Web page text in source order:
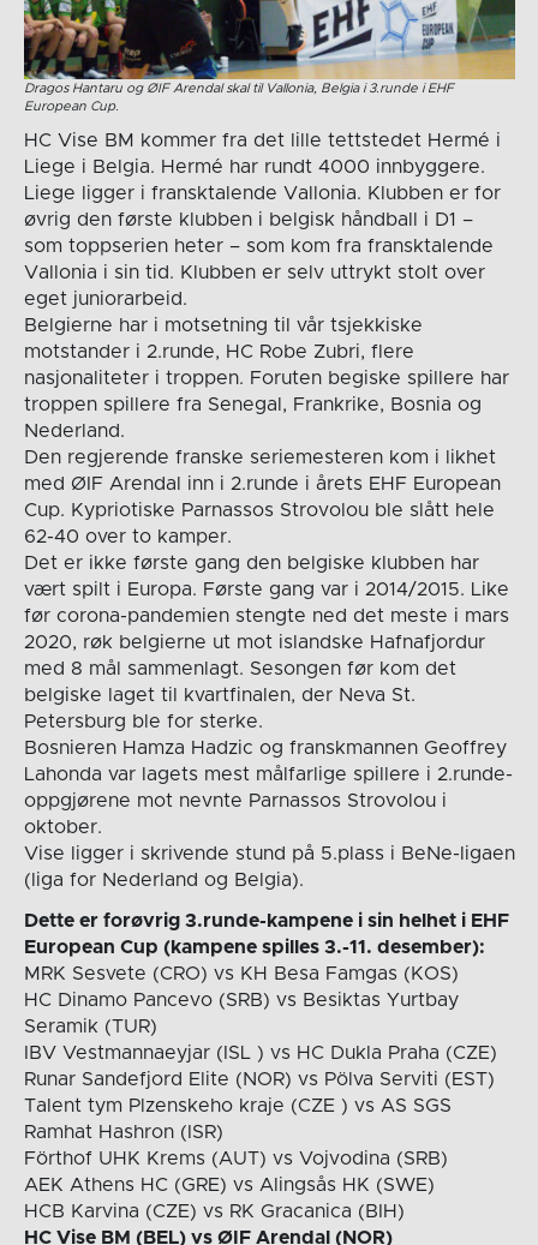
Dragos Hantaru og ØIF Arendal skal til Vallonia, Belgia i 3.runde i EHF
European Cup.
HC Vise BM kommer fra det lille tettstedet Hermé i
Liege i Belgia. Hermé har rundt 4000 innbyggere.
Liege ligger i fransktalende Vallonia. Klubben er for
øvrig den første klubben i belgisk håndball i D1 –
som toppserien heter – som kom fra fransktalende
Vallonia i sin tid. Klubben er selv uttrykt stolt over
eget juniorarbeid.
Belgierne har i motsetning til vår tsjekkiske
motstander i 2.runde, HC Robe Zubri, flere
nasjonaliteter i troppen. Foruten begiske spillere har
troppen spillere fra Senegal, Frankrike, Bosnia og
Nederland.
Den regjerende franske seriemesteren kom i likhet
med ØIF Arendal inn i 2.runde i årets EHF European
Cup. Kypriotiske Parnassos Strovolou ble slått hele
62-40 over to kamper.
Det er ikke første gang den belgiske klubben har
vært spilt i Europa. Første gang var i 2014/2015. Like
før corona-pandemien stengte ned det meste i mars
2020, røk belgierne ut mot islandske Hafnafjordur
med 8 mål sammenlagt. Sesongen før kom det
belgiske laget til kvartfinalen, der Neva St.
Petersburg ble for sterke.
Bosnieren Hamza Hadzic og franskmannen Geoffrey
Lahonda var lagets mest målfarlige spillere i 2.runde-
oppgjørene mot nevnte Parnassos Strovolou i
oktober.
Vise ligger i skrivende stund på 5.plass i BeNe-ligaen
(liga for Nederland og Belgia).
Dette er forøvrig 3.runde-kampene i sin helhet i EHF
European Cup (kampene spilles 3.-11. desember):
MRK Sesvete (CRO) vs KH Besa Famgas (KOS)
HC Dinamo Pancevo (SRB) vs Besiktas Yurtbay
Seramik (TUR)
IBV Vestmannaeyjar (ISL ) vs HC Dukla Praha (CZE)
Runar Sandefjord Elite (NOR) vs Pölva Serviti (EST)
Talent tym Plzenskeho kraje (CZE ) vs AS SGS
Ramhat Hashron (ISR)
Förthof UHK Krems (AUT) vs Vojvodina (SRB)
AEK Athens HC (GRE) vs Alingsås HK (SWE)
HCB Karvina (CZE) vs RK Gracanica (BIH)
HC Vise BM (BEL) vs ØIF Arendal (NOR)